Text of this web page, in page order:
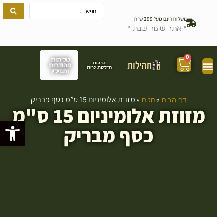
פתח
משלוח חינם מעל 299 ש”ח
* אתר שומר שבת *
ברכות
הדלקת נרות
טליתות
מהודרות
ותפילין
0
דף הבית »חנות »מזוזת אלומיניום 15 ס”מ כסף מבריק
מזוזת אלומיניום 15 ס"מ
כסף מבריק